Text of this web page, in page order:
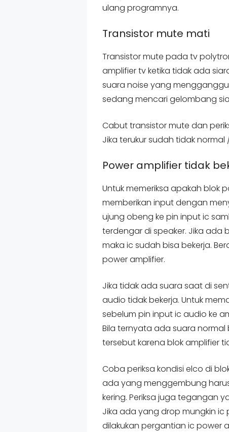
ulang programnya.
Transistor mute mati
Transistor mute pada tv
amplifier tv ketika tidak ada
suara noise yang
sedang mencari gelombang
Cabut transistor mute dan
Jika terukur sudah tidak
Power amplifier tidak
Untuk memeriksa apakah blok
memberikan input dengan
ujung obeng ke pin input ic
terdengar di speaker. Jika ada
maka ic sudah bisa bekerja.
power amplifier.
Jika tidak ada suara saat di
audio tidak bekerja. Untuk
sebelum pin input ic audio ke
Bila ternyata ada suara
tersebut karena blok amplifier
Coba periksa kondisi elco di
ada yang menggembung
kering. Periksa juga tegangan
Jika ada yang drop mungkin ic
dilakukan pergantian ic power